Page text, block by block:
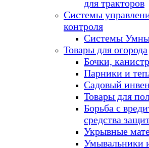
для тракторов
Системы
контроля
Системы
Товары для огорода
Бочки,
Парники и
Садовый
Товары для
Борьба с
средства
Укрывные
Умывальники